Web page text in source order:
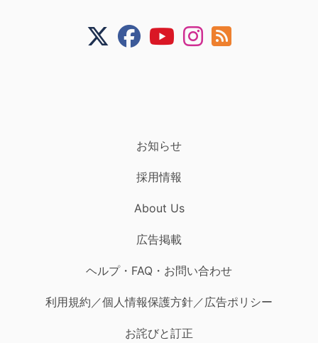
お知らせ
採用情報
About Us
広告掲載
ヘルプ・FAQ・お問い合わせ
利用規約／個人情報保護方針／広告ポリシー
お詫びと訂正